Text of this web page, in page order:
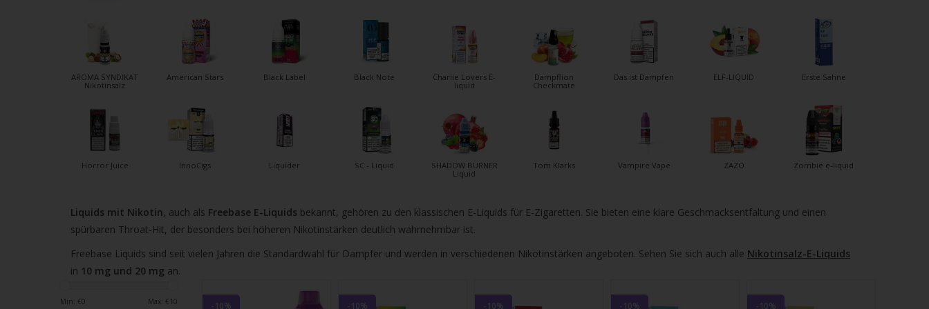
Ergebnis
auszuwählen.
zum
ausgewählten
Benutzer
von
können
und
AROMA SYNDIKAT
Nikotinsalz
American Stars Black Label Black Note
Charlie Lovers E-
liquid
Dampflion
Checkmate
Das ist Dampfen ELF-LIQUID Erste Sahne
Horror Juice InnoCigs Liquider SC - Liquid
SHADOW BURNER
Liquid
Tom Klarks Vampire Vape ZAZO Zombie e-liquid
Liquids mit Nikotin, auch als Freebase E-Liquids bekannt, gehören zu den klassischen E-Liquids für E-Zigaretten. Sie bieten eine klare Geschmacksentfaltung und einen
spürbaren Throat-Hit, der besonders bei höheren Nikotinstärken deutlich wahrnehmbar ist.
Freebase Liquids sind seit vielen Jahren die Standardwahl für Dampfer und werden in verschiedenen Nikotinstärken angeboten. Sehen Sie sich auch alle Nikotinsalz-E-Liquids
in 10 mg und 20 mg an.
Min: €0 Max: € 10 -10% -10% -10% -10% -10%